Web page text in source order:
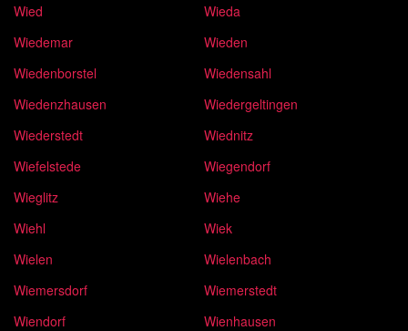
Wied
Wieda
Wiedemar
Wieden
Wiedenborstel
Wiedensahl
Wiedenzhausen
Wiedergeltingen
Wiederstedt
Wiednitz
Wiefelstede
Wiegendorf
Wieglitz
Wiehe
Wiehl
Wiek
Wielen
Wielenbach
Wiemersdorf
Wiemerstedt
Wiendorf
Wienhausen